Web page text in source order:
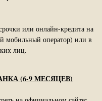
или онлайн-кредита на
мобильный оператор) или в
лиц.
(6-9 МЕСЯЦЕВ)